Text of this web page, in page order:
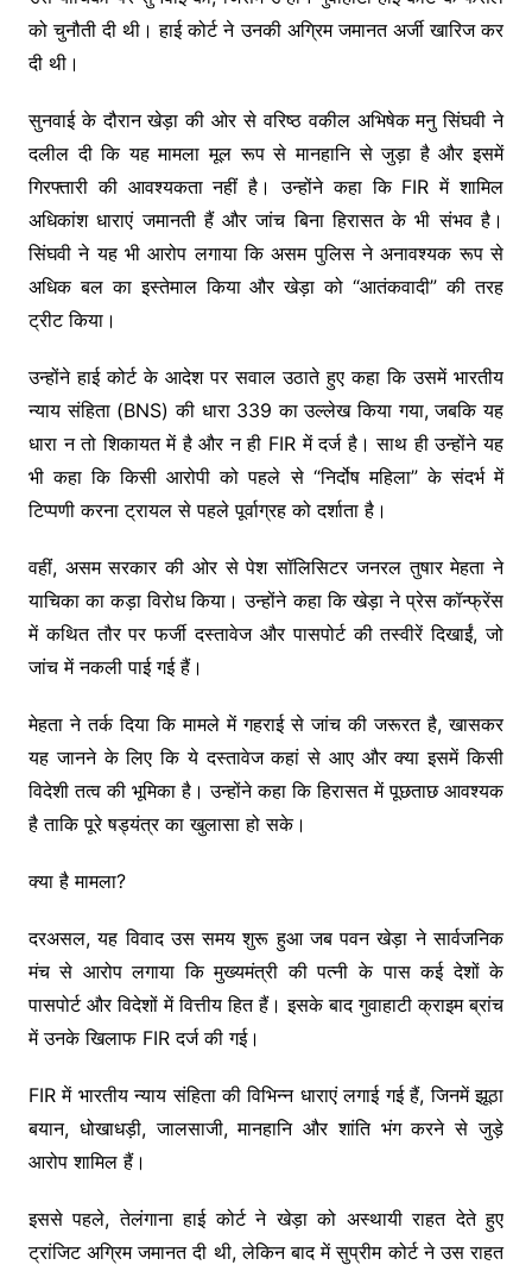
को चुनौती दी थी। हाई कोर्ट ने उनकी अग्रिम जमानत अर्जी खारिज कर
दी थी।
सुनवाई के दौरान खेड़ा की ओर से वरिष्ठ वकील अभिषेक मनु सिंघवी ने
दलील दी कि यह मामला मूल रूप से मानहानि से जुड़ा है और इसमें
गिरफ्तारी की आवश्यकता नहीं है। उन्होंने कहा कि FIR में शामिल
अधिकांश धाराएं जमानती हैं और जांच बिना हिरासत के भी संभव है।
सिंघवी ने यह भी आरोप लगाया कि असम पुलिस ने अनावश्यक रूप से
अधिक बल का इस्तेमाल किया और खेड़ा को “आतंकवादी” की तरह
ट्रीट किया।
उन्होंने हाई कोर्ट के आदेश पर सवाल उठाते हुए कहा कि उसमें भारतीय
न्याय संहिता (BNS) की धारा 339 का उल्लेख किया गया, जबकि यह
धारा न तो शिकायत में है और न ही FIR में दर्ज है। साथ ही उन्होंने यह
भी कहा कि किसी आरोपी को पहले से “निर्दोष महिला” के संदर्भ में
टिप्पणी करना ट्रायल से पहले पूर्वाग्रह को दर्शाता है।
वहीं, असम सरकार की ओर से पेश सॉलिसिटर जनरल तुषार मेहता ने
याचिका का कड़ा विरोध किया। उन्होंने कहा कि खेड़ा ने प्रेस कॉन्फ्रेंस
में कथित तौर पर फर्जी दस्तावेज और पासपोर्ट की तस्वीरें दिखाईं, जो
जांच में नकली पाई गई हैं।
मेहता ने तर्क दिया कि मामले में गहराई से जांच की जरूरत है, खासकर
यह जानने के लिए कि ये दस्तावेज कहां से आए और क्या इसमें किसी
विदेशी तत्व की भूमिका है। उन्होंने कहा कि हिरासत में पूछताछ आवश्यक
है ताकि पूरे षड्यंत्र का खुलासा हो सके।
क्या है मामला?
दरअसल, यह विवाद उस समय शुरू हुआ जब पवन खेड़ा ने सार्वजनिक
मंच से आरोप लगाया कि मुख्यमंत्री की पत्नी के पास कई देशों के
पासपोर्ट और विदेशों में वित्तीय हित हैं। इसके बाद गुवाहाटी क्राइम ब्रांच
में उनके खिलाफ FIR दर्ज की गई।
FIR में भारतीय न्याय संहिता की विभिन्न धाराएं लगाई गई हैं, जिनमें झूठा
बयान, धोखाधड़ी, जालसाजी, मानहानि और शांति भंग करने से जुड़े
आरोप शामिल हैं।
इससे पहले, तेलंगाना हाई कोर्ट ने खेड़ा को अस्थायी राहत देते हुए
ट्रांजिट अग्रिम जमानत दी थी, लेकिन बाद में सुप्रीम कोर्ट ने उस राहत